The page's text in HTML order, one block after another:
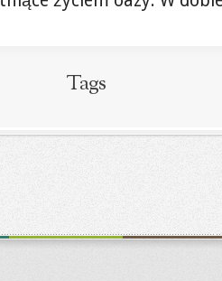
Tags